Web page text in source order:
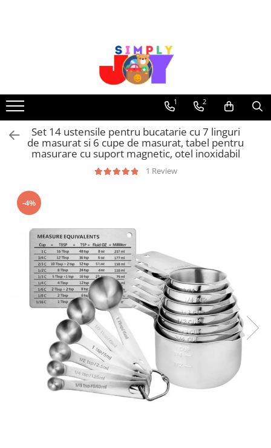
Frumusete, bijuterii, accesorii
fetite
Jucarii educative, interactive
Puzzle si seturi de construit
Stickere, Abtibilduri, Autocolante
Sosete dama
1 2
Set 14 ustensile pentru bucatarie cu 7 linguri
de masurat si 6 cupe de masurat, tabel pentru
masurare cu suport magnetic, otel inoxidabil
1 Review
-4%